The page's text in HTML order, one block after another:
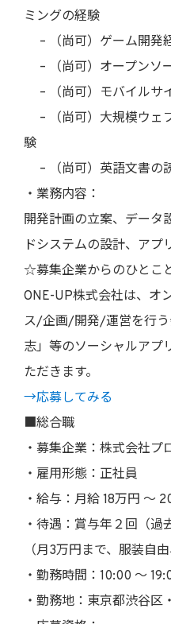
ミングの経験
– （尚可）ゲーム開発
– （尚可）オープンソ
– （尚可）モバイルサ
– （尚可）大規模ウェ
験
– （尚可）英語文書の
・業務内容：
開発計画の立案、データ
ドシステムの設計、アプ
☆募集企業からのひとこ
ONE-UP株式会社は、オ
ス/企画/開発/運営を行う
志」等のソーシャルアプ
ただきます。
→応募してみる
■総合職
・募集企業：株式会社プ
・雇用形態：正社員
・給与：月給 18万円 〜
・待遇：賞与年２回（
（月3万円まで、服装自
・勤務時間：10:00 〜
・勤務地：東京都渋谷区